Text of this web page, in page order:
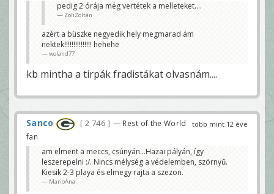
pedig 2 órája még vertétek a melleteket....
ZoliZoltán
azért a büszke negyedik hely megmarad ám
nektek!!!!!!!!!!!!!!! hehehe
woland77
kb mintha a tirpák fradistákat olvasnám....
több mint 12 éve
Sanco 2 746
— Rest of the World
fan
am elment a meccs, csúnyán...Hazai pályán, így
leszerepelni :/. Nincs mélység a védelemben, szörnyű.
Kiesik 2-3 playa és elmegy rajta a szezon.
MarioAna